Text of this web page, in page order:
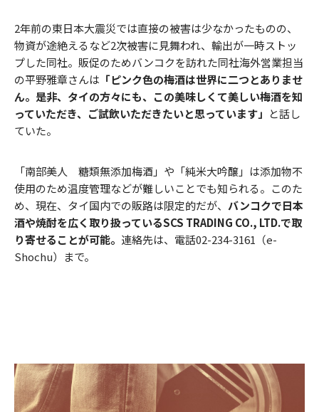
2年前の東日本大震災では直接の被害は少なかったものの、
物資が途絶えるなど2次被害に見舞われ、輸出が一時ストッ
プした同社。販促のためバンコクを訪れた同社海外営業担当
の平野雅章さんは 「ピンク色の梅酒は世界に二つとありませ
ん。是非、タイの方々にも、この美味しくて美しい梅酒を知
っていただき、ご試飲いただきたいと思っています」 と話し
ていた。
「南部美人 糖類無添加梅酒」や「純米大吟醸」は添加物不
使用のため温度管理などが難しいことでも知られる。このた
め、現在、タイ国内での販路は限定的だが、 バンコクで日本
酒や焼酎を広く取り扱っているSCS TRADING CO., LTD.で取
り寄せることが可能。 連絡先は、電話02-234-3161（e-
Shochu）まで。